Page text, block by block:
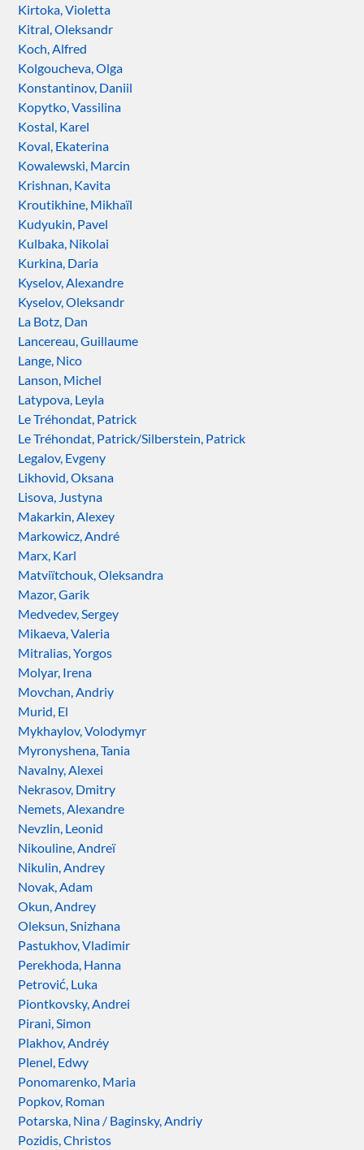
Kirtoka, Violetta
Kitral, Oleksandr
Koch, Alfred
Kolgoucheva, Olga
Konstantinov, Daniil
Kopytko, Vassilina
Kostal, Karel
Koval, Ekaterina
Kowalewski, Marcin
Krishnan, Kavita
Kroutikhine, Mikhaïl
Kudyukin, Pavel
Kulbaka, Nikolai
Kurkina, Daria
Kyselov, Alexandre
Kyselov, Oleksandr
La Botz, Dan
Lancereau, Guillaume
Lange, Nico
Lanson, Michel
Latypova, Leyla
Le Tréhondat, Patrick
Le Tréhondat, Patrick/Silberstein, Patrick
Legalov, Evgeny
Likhovid, Oksana
Lisova, Justyna
Makarkin, Alexey
Markowicz, André
Marx, Karl
Matviïtchouk, Oleksandra
Mazor, Garik
Medvedev, Sergey
Mikaeva, Valeria
Mitralias, Yorgos
Molyar, Irena
Movchan, Andriy
Murid, El
Mykhaylov, Volodymyr
Myronyshena, Tania
Navalny, Alexei
Nekrasov, Dmitry
Nemets, Alexandre
Nevzlin, Leonid
Nikouline, Andreï
Nikulin, Andrey
Novak, Adam
Okun, Andrey
Oleksun, Snizhana
Pastukhov, Vladimir
Perekhoda, Hanna
Petrović, Luka
Piontkovsky, Andrei
Pirani, Simon
Plakhov, Andréy
Plenel, Edwy
Ponomarenko, Maria
Popkov, Roman
Potarska, Nina / Baginsky, Andriy
Pozidis, Christos